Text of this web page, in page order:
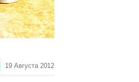
19 Августа 2012